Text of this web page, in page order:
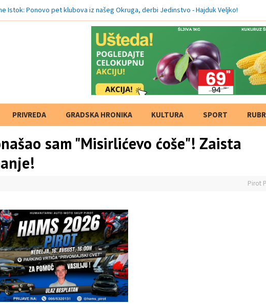
Istok: Ponovo pet klubova iz našeg Okruga, derbi Jedinstvo - Hajduk Veljko!
PRIVREDA GRADSKA HRONIKA KULTURA SPORT
sam "Misirlićevo ćoše"! Zaista
Pirot